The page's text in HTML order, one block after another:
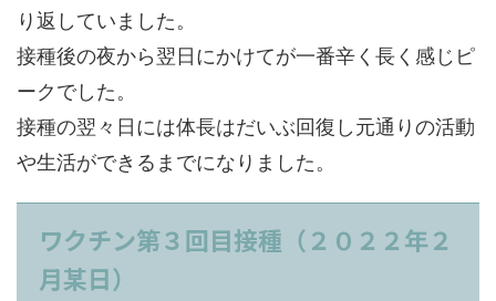
り返していました。
接種後の夜から翌日にかけてが一番辛く長く感じピ
ークでした。
接種の翌々日には体長はだいぶ回復し元通りの活動
や生活ができるまでになりました。
ワクチン第３回目接種（２０２２年２
月某日）